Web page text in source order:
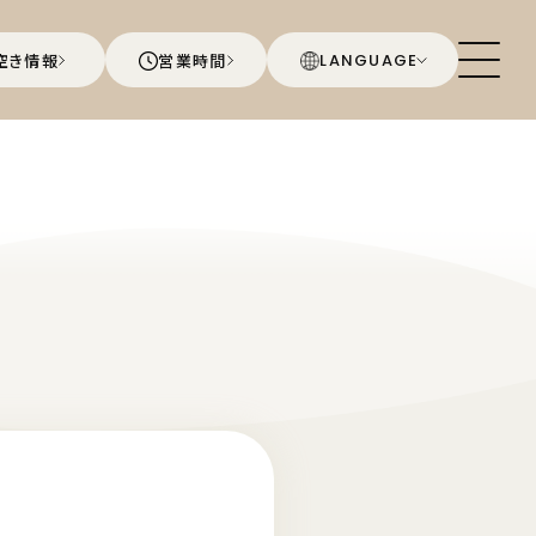
き情報 営業時間 LANGUAGE